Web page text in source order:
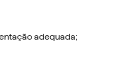
adequada;